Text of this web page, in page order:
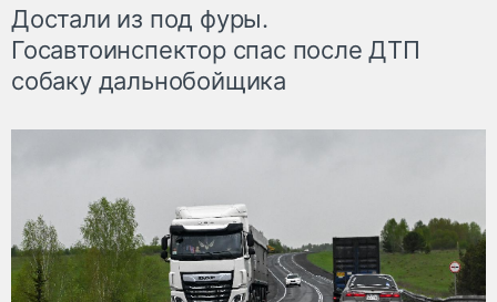
Достали из под фуры.
Госавтоинспектор спас после ДТП
собаку дальнобойщика